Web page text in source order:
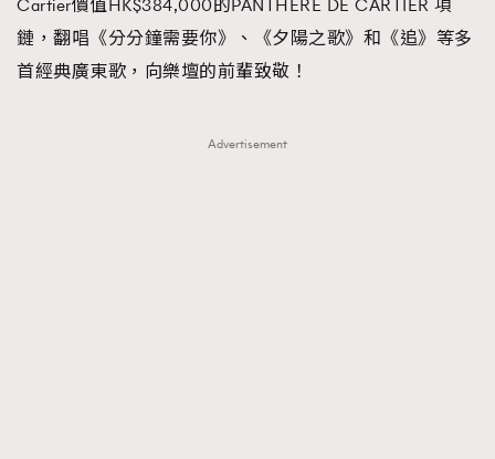
Cartier價值HK$384,000的PANTHÈRE DE CARTIER 項
鏈，翻唱《分分鐘需要你》、《夕陽之歌》和《追》等多
首經典廣東歌，向樂壇的前輩致敬！
Advertisement